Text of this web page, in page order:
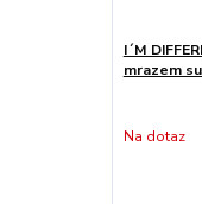
I´M
mrazem
Na dotaz